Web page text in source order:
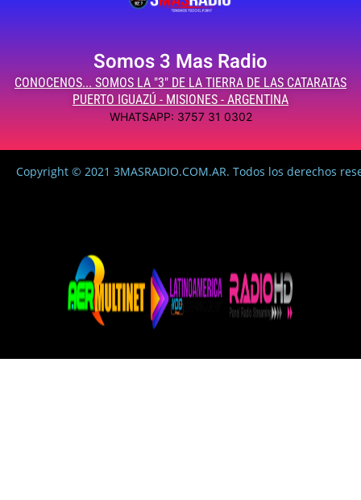
Somos 3 Mas Radio
CONOCENOS... SOMOS LA "3" DE LA TIERRA DE LAS CATARATAS
PUERTO IGUAZÚ - MISIONES - ARGENTINA
WHATSAPP: 3757 31 0302
Copyright © 2021 3MASRADIO.COM.AR. Todos los derechos